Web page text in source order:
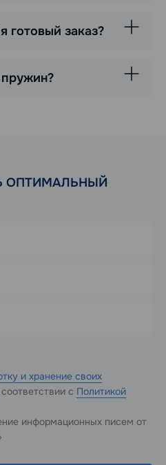
готовый заказ?
ОПТИМАЛЬНЫЙ
и хранение своих
с Политикой
информационных писем от